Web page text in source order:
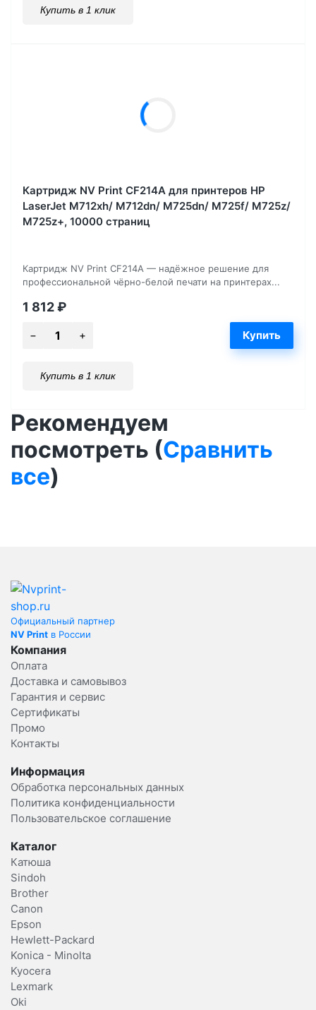
Купить в 1 клик
Картридж NV Print CF214A для принтеров HP
LaserJet M712xh/ M712dn/ M725dn/ M725f/ M725z/
M725z+, 10000 страниц
Картридж NV Print CF214A — надёжное решение для
профессиональной чёрно-белой печати на принтерах...
1 812₽
Купить в 1 клик
Рекомендуем
посмотреть (Сравнить
все)
Официальный партнер
NV Print в России
Компания
Оплата
Доставка и самовывоз
Гарантия и сервис
Сертификаты
Промо
Контакты
Информация
Обработка персональных данных
Политика конфиденциальности
Пользовательское соглашение
Каталог
Катюша
Sindoh
Brother
Canon
Epson
Hewlett-Packard
Konica - Minolta
Kyocera
Lexmark
Oki